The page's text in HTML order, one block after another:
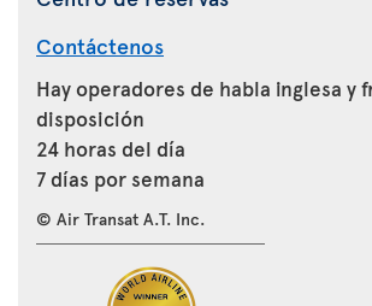
Contáctenos
Hay operadores de habla inglesa y
disposición
24 horas del día
7 días por semana
© Air Transat A.T. Inc.